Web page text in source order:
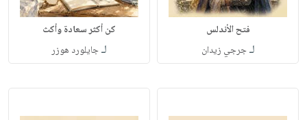
فتح الأندلس
لـجرجي زيدان
كن أكثر سعادة وأكث
لـجايلورد هوزر